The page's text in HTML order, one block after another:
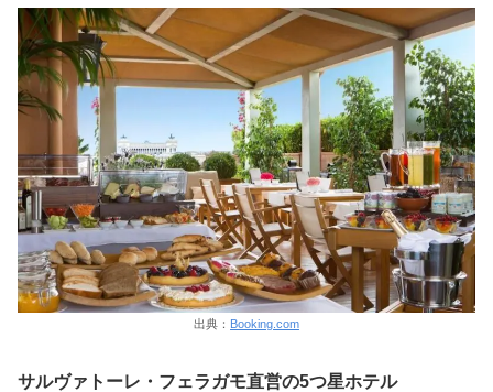
出典： Booking.com
サルヴァトーレ・フェラガモ直営の5つ星ホテル